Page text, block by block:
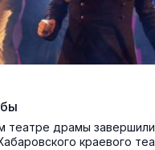
театре драмы
краевого